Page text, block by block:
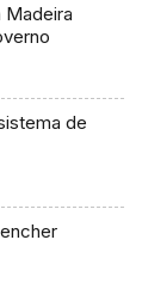
Madeira
de